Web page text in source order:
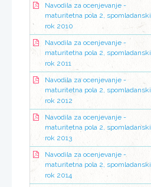
Navodila za ocenjevanje -
maturitetna pola 2, spomladanski
rok 2010
Navodila za ocenjevanje -
maturitetna pola 2, spomladanski
rok 2011
Navodila za ocenjevanje -
maturitetna pola 2, spomladanski
rok 2012
Navodila za ocenjevanje -
maturitetna pola 2, spomladanski
rok 2013
Navodila za ocenjevanje -
maturitetna pola 2, spomladanski
rok 2014